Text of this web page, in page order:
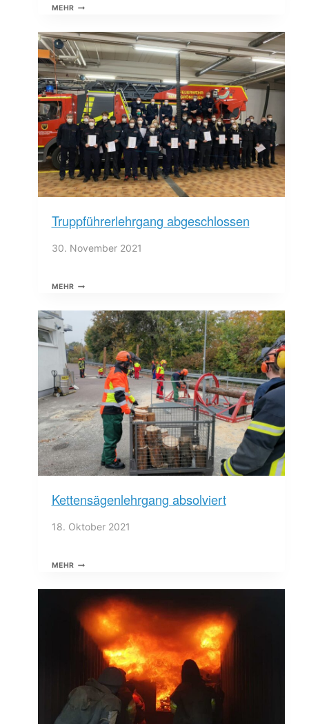
MEHRLEISTUNGSABZEICHEN
BESTANDEN
Truppführerlehrgang abgeschlossen
30. November 2021
MEHRTRUPPFÜHRERLEHRGANG
Kettensägenlehrgang absolviert
18. Oktober 2021
MEHRKETTENSÄGENLEHRGANG